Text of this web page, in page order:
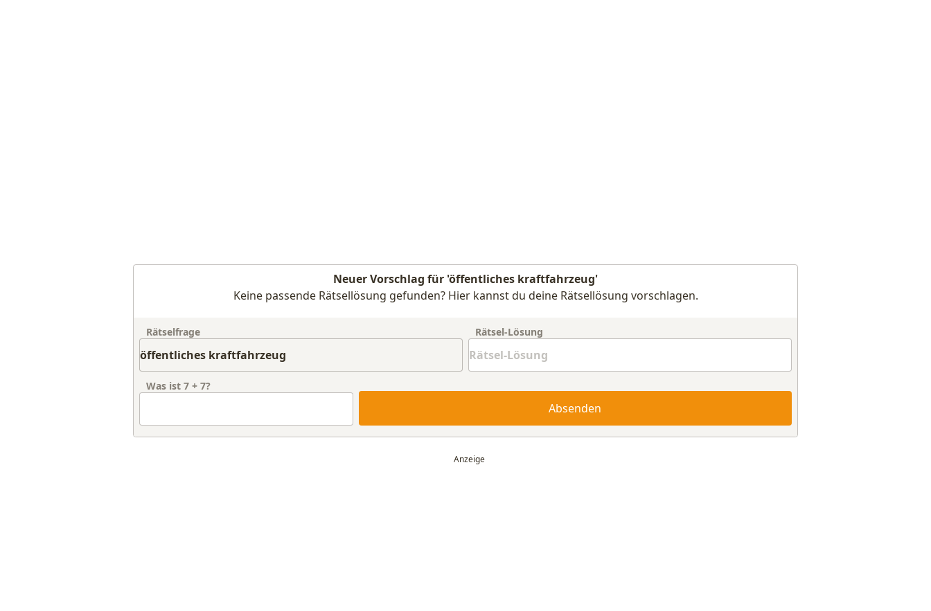
Neuer Vorschlag für 'öffentliches kraftfahrzeug'
Keine passende Rätsellösung gefunden? Hier kannst du deine Rätsellösung vorschlagen.
Rätselfrage Rätsel-Lösung
Was ist 7 + 7?
Absenden